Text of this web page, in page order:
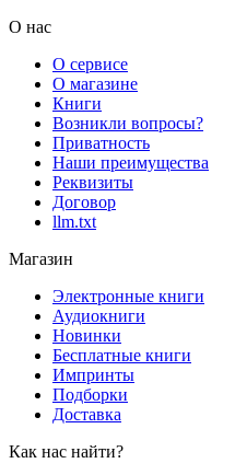
О нас
О сервисе
О магазине
Книги
Возникли вопросы?
Приватность
Наши преимущества
Реквизиты
Договор
llm.txt
Магазин
Электронные книги
Аудиокниги
Новинки
Бесплатные книги
Импринты
Подборки
Доставка
Как нас найти?